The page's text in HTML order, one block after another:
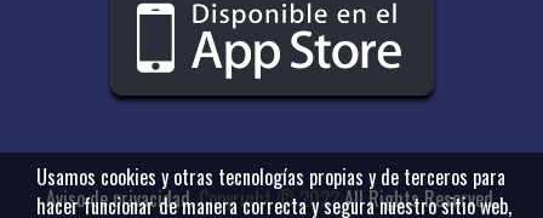
Aviso de privacidad.Copyright © 2022All Rights Reserved.
Usamos cookies y otras tecnologías propias y de terceros para
hacer funcionar de manera correcta y segura nuestro sitio web,